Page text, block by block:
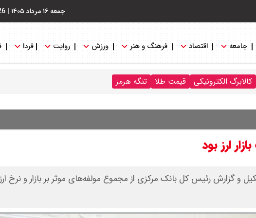
جمعه ۱۶ مرداد ۱۴۰۵ |
جامعه اقتصاد فرهنگ و هنر ورزش روایت فردا
کالابرگ الکترونیکی قیمت طلا تنگه هرمز
ارز بود
و گزارش رئیس کل بانک مرکزی از مجموع مولفه‌های موثر بر بازار و نرخ